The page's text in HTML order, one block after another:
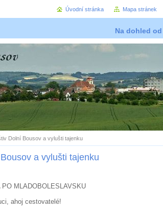
Na dohled
Dolní Bousov a vylušti tajenku
a vylušti tajenku
PO MLADOBOLESLAVSKU
ahoj cestovatelé!
Úvodní stránka Mapa stránek